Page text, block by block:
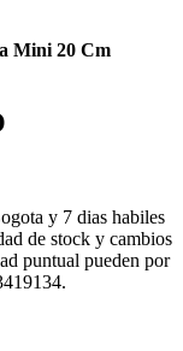
Mini 20 Cm
y 7 dias habiles
de stock y cambios
puntual pueden por